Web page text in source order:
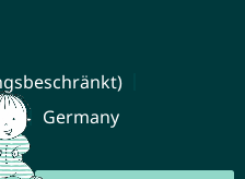
Germany